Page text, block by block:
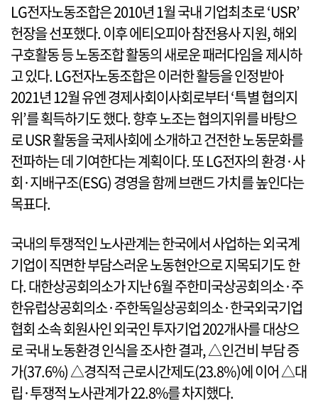
LG전자노동조합은 2010년 1월 국내 기업최초로 ‘USR’
헌장을 선포했다. 이후 에티오피아 참전용사 지원, 해외
구호활동 등 노동조합 활동의 새로운 패러다임을 제시하
고 있다. LG전자노동조합은 이러한 활등을 인정받아
2021년 12월 유엔 경제사회이사회로부터 ‘특별 협의지
위’를 획득하기도 했다. 향후 노조는 협의지위를 바탕으
로 USR 활동을 국제사회에 소개하고 건전한 노동문화를
전파하는 데 기여한다는 계획이다. 또 LG전자의 환경·사
회·지배구조(ESG) 경영을 함께 브랜드 가치를 높인다는
목표다.
국내의 투쟁적인 노사관계는 한국에서 사업하는 외국계
기업이 직면한 부담스러운 노동현안으로 지목되기도 한
다. 대한상공회의소가 지난 6월 주한미국상공회의소·주
한유럽상공회의소·주한독일상공회의소·한국외국기업
협회 소속 회원사인 외국인 투자기업 202개사를 대상으
로 국내 노동환경 인식을 조사한 결과, △인건비 부담 증
가(37.6%) △경직적 근로시간제도(23.8%)에 이어 △대
립·투쟁적 노사관계가 22.8%를 차지했다.